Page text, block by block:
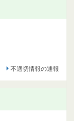
不適切情報の通報